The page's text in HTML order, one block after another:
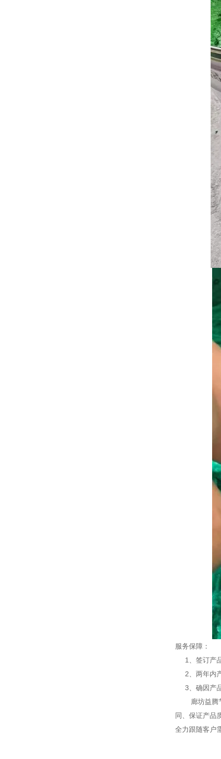
服务保障：
1、签订产
2、两年内产
3、确因产品
廊坊益腾节
同、保证产品
全力跟随客户